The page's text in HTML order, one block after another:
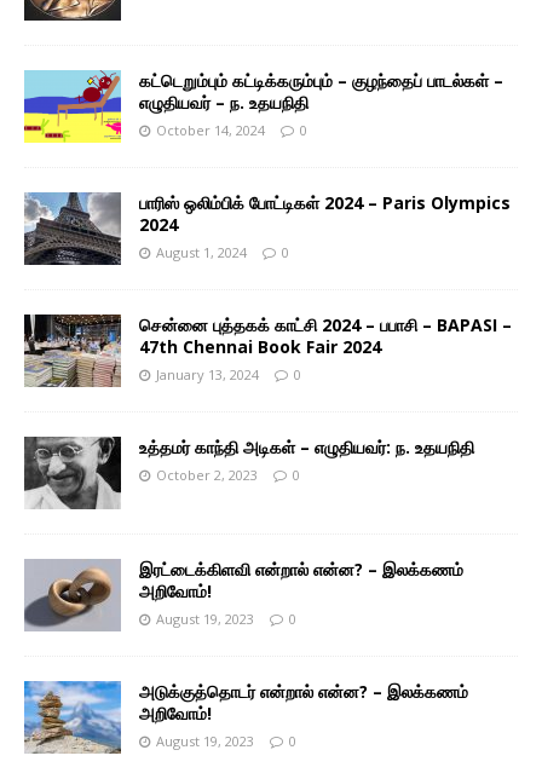
கட்டெறும்பும் கட்டிக்கரும்பும் – குழந்தைப் பாடல்கள் –
எழுதியவர் – ந. உதயநிதி
October 14, 2024 0
பாரிஸ் ஒலிம்பிக் போட்டிகள் 2024 – Paris Olympics
2024
August 1, 2024 0
சென்னை புத்தகக் காட்சி 2024 – பபாசி – BAPASI –
47th Chennai Book Fair 2024
January 13, 2024 0
உத்தமர் காந்தி அடிகள் – எழுதியவர்: ந. உதயநிதி
October 2, 2023 0
இரட்டைக்கிளவி என்றால் என்ன? – இலக்கணம்
அறிவோம்!
August 19, 2023 0
அடுக்குத்தொடர் என்றால் என்ன? – இலக்கணம்
அறிவோம்!
August 19, 2023 0